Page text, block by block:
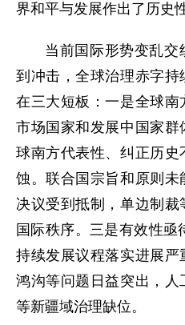
界和平与发展作出了历史
当前国际形势变乱交
到冲击，全球治理赤字
在三大短板：一是全球
市场国家和发展中国家
球南方代表性、纠正历
蚀。联合国宗旨和原则
决议受到抵制，单边制
国际秩序。三是有效性
持续发展议程落实进展
鸿沟等问题日益突出，
等新疆域治理缺位。